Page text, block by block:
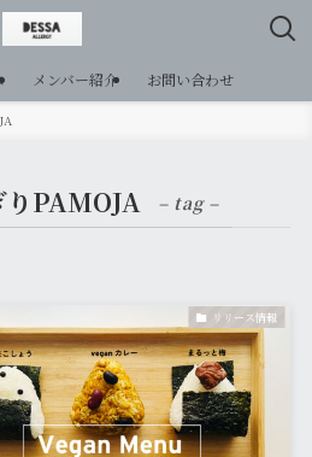
メンバー紹介 お問い合わせ
りPAMOJA – tag –
リリース情報